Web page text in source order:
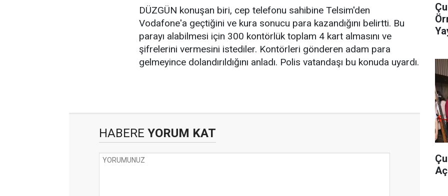
DÜZGÜN konuşan biri, cep telefonu sahibine Telsim'den
Vodafone'a geçtiğini ve kura sonucu para kazandığını belirtti. Bu
parayı alabilmesi için 300 kontörlük toplam 4 kart almasını ve
şifrelerini vermesini istediler. Kontörleri gönderen adam para
gelmeyince dolandırıldığını anladı. Polis vatandaşı bu konuda uyardı.
HABERE YORUM KAT